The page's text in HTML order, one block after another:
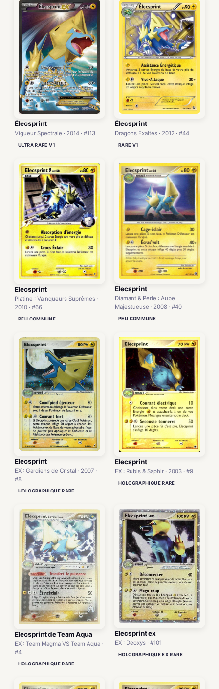
Élecsprint
Vigueur Spectrale · 2014 · #113
ULTRA RARE V1
Élecsprint
Dragons Exaltés · 2012 · #44
RARE V1
Elecsprint
Platine : Vainqueurs Suprêmes ·
2010 · #66
PEU COMMUNE
Elecsprint
Diamant & Perle : Aube
Majestueuse · 2008 · #40
PEU COMMUNE
Elecsprint
EX : Gardiens de Cristal · 2007 ·
#8
HOLOGRAPHIQUE RARE
Elecsprint
EX : Rubis & Saphir · 2003 · #9
HOLOGRAPHIQUE RARE
Elecsprint de Team Aqua
EX : Team Magma VS Team Aqua ·
#4
HOLOGRAPHIQUE RARE
Elecsprint ex
EX : Deoxys · #101
HOLOGRAPHIQUE EX RARE